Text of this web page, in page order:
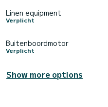
Linen equipment
Verplicht
Buitenboordmotor
Verplicht
Show more options